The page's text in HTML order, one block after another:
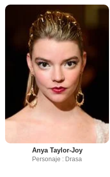
Anya Taylor-Joy
Personaje : Drasa